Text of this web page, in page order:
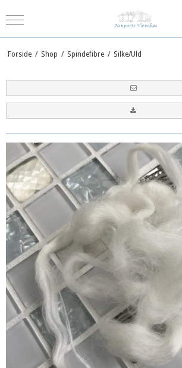
Forside / Shop / Spindefibre / Silke/Uld